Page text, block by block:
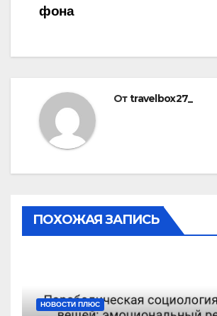
фона
Отtravelbox27_
ПОХОЖАЯ ЗАПИСЬ
НОВОСТИ ПЛЮС